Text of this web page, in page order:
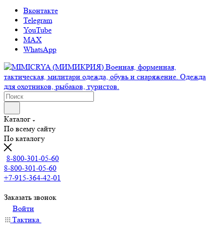
Вконтакте
Telegram
YouTube
MAX
WhatsApp
Каталог
По всему сайту
По каталогу
8-800-301-05-60
8-800-301-05-60
+7-915-364-42-01
Заказать звонок
Войти
Тактика